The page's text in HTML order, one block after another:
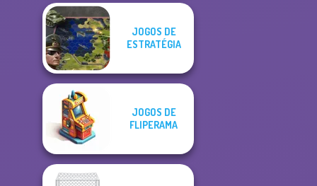
JOGOS DE
ESTRATÉGIA
JOGOS DE
FLIPERAMA